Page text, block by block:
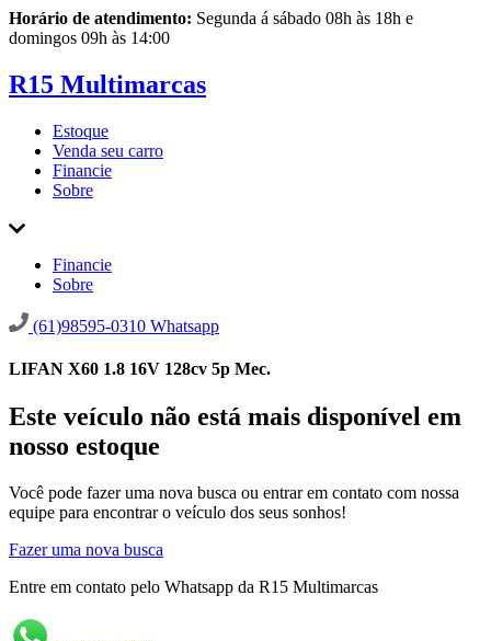
Horário de atendimento: Segunda á sábado 08h às 18h e
domingos 09h às 14:00
R15 Multimarcas
Estoque
Venda seu carro
Financie
Sobre
Financie
Sobre
(61)98595-0310 Whatsapp
LIFAN X60 1.8 16V 128cv 5p Mec.
Este veículo não está mais disponível em
nosso estoque
Você pode fazer uma nova busca ou entrar em contato com nossa
equipe para encontrar o veículo dos seus sonhos!
Fazer uma nova busca
Entre em contato pelo Whatsapp da R15 Multimarcas